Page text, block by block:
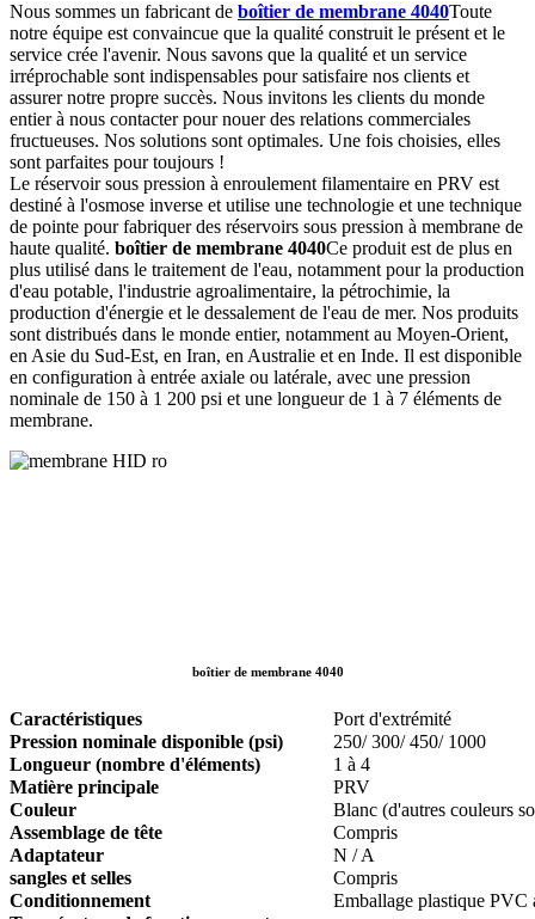
Nous sommes un fabricant de boîtier de membrane 4040Toute
notre équipe est convaincue que la qualité construit le présent et le
service crée l'avenir. Nous savons que la qualité et un service
irréprochable sont indispensables pour satisfaire nos clients et
assurer notre propre succès. Nous invitons les clients du monde
entier à nous contacter pour nouer des relations commerciales
fructueuses. Nos solutions sont optimales. Une fois choisies, elles
sont parfaites pour toujours !
Le réservoir sous pression à enroulement filamentaire en PRV est
destiné à l'osmose inverse et utilise une technologie et une technique
de pointe pour fabriquer des réservoirs sous pression à membrane de
haute qualité. boîtier de membrane 4040Ce produit est de plus en
plus utilisé dans le traitement de l'eau, notamment pour la production
d'eau potable, l'industrie agroalimentaire, la pétrochimie, la
production d'énergie et le dessalement de l'eau de mer. Nos produits
sont distribués dans le monde entier, notamment au Moyen-Orient,
en Asie du Sud-Est, en Iran, en Australie et en Inde. Il est disponible
en configuration à entrée axiale ou latérale, avec une pression
nominale de 150 à 1 200 psi et une longueur de 1 à 7 éléments de
membrane.
boîtier de membrane 4040
Caractéristiques
Port d'extrémité
Pression nominale disponible (psi)
250/ 300/ 450/ 1000
Longueur (nombre d'éléments)
1 à 4
Matière principale
PRV
Couleur
Blanc (d'autres couleurs
Assemblage de tête
Compris
Adaptateur
N / A
sangles et selles
Compris
Conditionnement
Emballage plastique PVC